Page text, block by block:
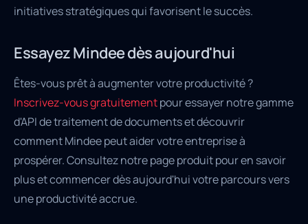
initiatives stratégiques qui favorisent le succès.
Essayez Mindee dès aujourd'hui
Êtes-vous prêt à augmenter votre productivité ?
Inscrivez-vous gratuitementpour essayer notre gamme
d'API de traitement de documents et découvrir
comment Mindee peut aider votre entreprise à
prospérer. Consultez notre page produit pour en savoir
plus et commencer dès aujourd'hui votre parcours vers
une productivité accrue.